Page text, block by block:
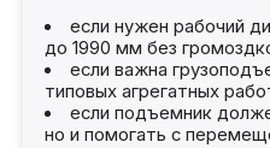
если нужен рабочий
до 1990 мм без
если важна
типовых агрегатных
если подъемник
но и помогать с